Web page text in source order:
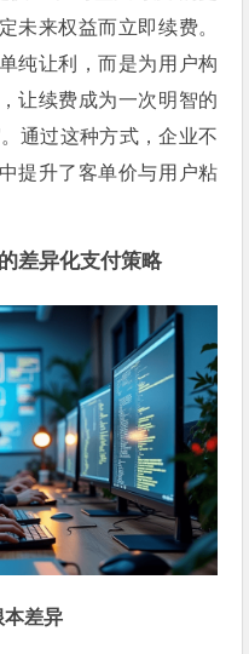
未来权益而立即续费。
纯让利，而是为用户构
让续费成为一次明智的
通过这种方式，企业不
提升了客单价与用户粘
差异化支付策略
本差异